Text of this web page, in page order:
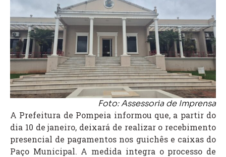
Foto: Assessoria de Imprensa
A Prefeitura de Pompeia informou que, a partir do
dia 10 de janeiro, deixará de realizar o recebimento
presencial de pagamentos nos guichês e caixas do
Paço Municipal. A medida integra o processo de